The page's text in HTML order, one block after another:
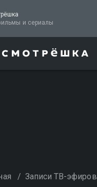
ТВ, фильмы и сериалы
/ Записи ТВ-эфиров